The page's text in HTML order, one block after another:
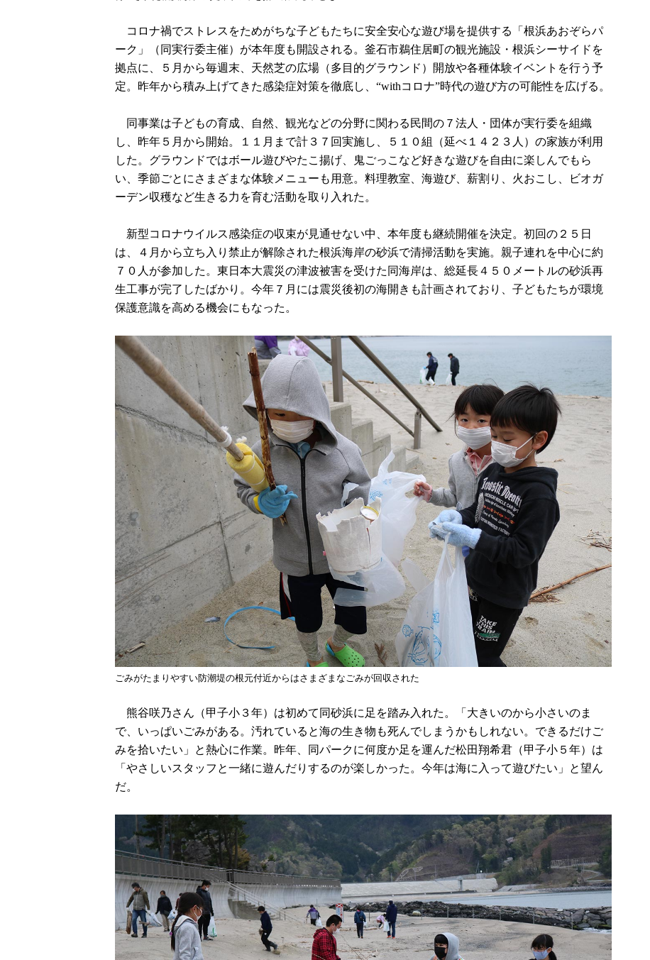
コロナ禍でストレスをためがちな子どもたちに安全安心な遊び場を提供する「根浜あおぞらパ
ーク」（同実行委主催）が本年度も開設される。釜石市鵜住居町の観光施設・根浜シーサイドを
拠点に、５月から毎週末、天然芝の広場（多目的グラウンド）開放や各種体験イベントを行う予
定。昨年から積み上げてきた感染症対策を徹底し、“withコロナ”時代の遊び方の可能性を広げる。
同事業は子どもの育成、自然、観光などの分野に関わる民間の７法人・団体が実行委を組織
し、昨年５月から開始。１１月まで計３７回実施し、５１０組（延べ１４２３人）の家族が利用
した。グラウンドではボール遊びやたこ揚げ、鬼ごっこなど好きな遊びを自由に楽しんでもら
い、季節ごとにさまざまな体験メニューも用意。料理教室、海遊び、薪割り、火おこし、ビオガ
ーデン収穫など生きる力を育む活動を取り入れた。
新型コロナウイルス感染症の収束が見通せない中、本年度も継続開催を決定。初回の２５日
は、４月から立ち入り禁止が解除された根浜海岸の砂浜で清掃活動を実施。親子連れを中心に約
７０人が参加した。東日本大震災の津波被害を受けた同海岸は、総延長４５０メートルの砂浜再
生工事が完了したばかり。今年７月には震災後初の海開きも計画されており、子どもたちが環境
保護意識を高める機会にもなった。
ごみがたまりやすい防潮堤の根元付近からはさまざまなごみが回収された
熊谷咲乃さん（甲子小３年）は初めて同砂浜に足を踏み入れた。「大きいのから小さいのま
で、いっぱいごみがある。汚れていると海の生き物も死んでしまうかもしれない。できるだけご
みを拾いたい」と熱心に作業。昨年、同パークに何度か足を運んだ松田翔希君（甲子小５年）は
「やさしいスタッフと一緒に遊んだりするのが楽しかった。今年は海に入って遊びたい」と望ん
だ。